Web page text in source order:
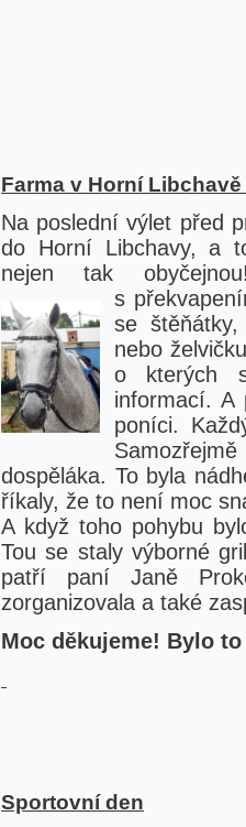
Farma v Horní
Na poslední výlet před
do Horní Libchavy, a
nejen tak
s
se
nebo
o kterých
informací. A
poníci.
dospěláka. To byla
říkaly, že to není moc
A když toho pohybu
Tou se staly výborné
patří paní Janě
zorganizovala a také
Moc děkujeme! Bylo
Sportovní den